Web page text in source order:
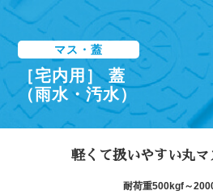
マス・蓋
［宅内用］ 蓋
（雨水・汚水）
軽くて扱いやすい丸マ
耐荷重500kgf～